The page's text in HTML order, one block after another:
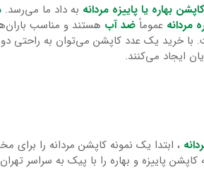
کاپشن بهاره یا پاییزه مردانه به داد ما می‌رسد.
مردانه عموماً ضد آب هستند و مناسب
با خرید یک عدد کاپشن می‌توان به راحتی
ایجاد می‌کنند.
، ابتدا یک نمونه کاپشن مردانه را
پاییزه و بهاره را با پیک به سراسر